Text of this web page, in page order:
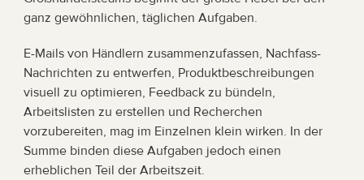
ganz gewöhnlichen, täglichen Aufgaben.
E-Mails von Händlern zusammenzufassen, Nachfass-
Nachrichten zu entwerfen, Produktbeschreibungen
visuell zu optimieren, Feedback zu bündeln,
Arbeitslisten zu erstellen und Recherchen
vorzubereiten, mag im Einzelnen klein wirken. In der
Summe binden diese Aufgaben jedoch einen
erheblichen Teil der Arbeitszeit.